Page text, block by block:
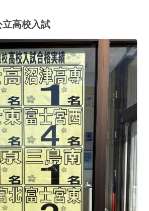
立高校入試